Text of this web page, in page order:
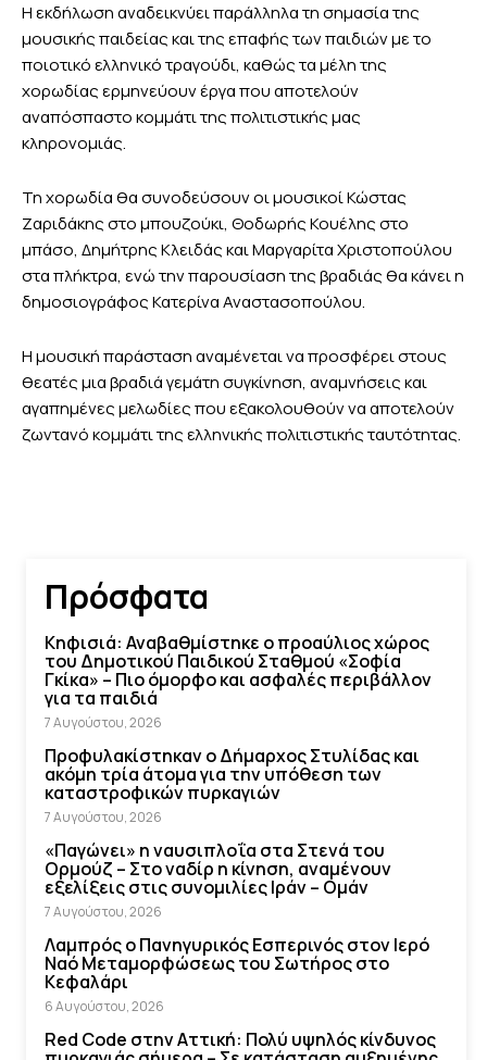
Η εκδήλωση αναδεικνύει παράλληλα τη σημασία της
μουσικής παιδείας και της επαφής των παιδιών με το
ποιοτικό ελληνικό τραγούδι, καθώς τα μέλη της
χορωδίας ερμηνεύουν έργα που αποτελούν
αναπόσπαστο κομμάτι της πολιτιστικής μας
κληρονομιάς.
Τη χορωδία θα συνοδεύσουν οι μουσικοί Κώστας
Ζαριδάκης στο μπουζούκι, Θοδωρής Κουέλης στο
μπάσο, Δημήτρης Κλειδάς και Μαργαρίτα Χριστοπούλου
στα πλήκτρα, ενώ την παρουσίαση της βραδιάς θα κάνει η
δημοσιογράφος Κατερίνα Αναστασοπούλου.
Η μουσική παράσταση αναμένεται να προσφέρει στους
θεατές μια βραδιά γεμάτη συγκίνηση, αναμνήσεις και
αγαπημένες μελωδίες που εξακολουθούν να αποτελούν
ζωντανό κομμάτι της ελληνικής πολιτιστικής ταυτότητας.
Πρόσφατα
Κηφισιά: Αναβαθμίστηκε ο προαύλιος χώρος
του Δημοτικού Παιδικού Σταθμού «Σοφία
Γκίκα» – Πιο όμορφο και ασφαλές περιβάλλον
για τα παιδιά
7 Αυγούστου, 2026
Προφυλακίστηκαν ο Δήμαρχος Στυλίδας και
ακόμη τρία άτομα για την υπόθεση των
καταστροφικών πυρκαγιών
7 Αυγούστου, 2026
«Παγώνει» η ναυσιπλοΐα στα Στενά του
Ορμούζ – Στο ναδίρ η κίνηση, αναμένουν
εξελίξεις στις συνομιλίες Ιράν – Ομάν
7 Αυγούστου, 2026
Λαμπρός ο Πανηγυρικός Εσπερινός στον Ιερό
Ναό Μεταμορφώσεως του Σωτήρος στο
Κεφαλάρι
6 Αυγούστου, 2026
Red Code στην Αττική: Πολύ υψηλός κίνδυνος